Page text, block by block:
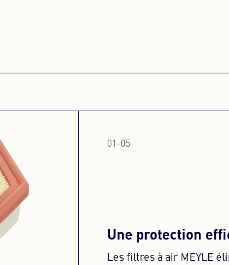
01 -05
Une protection
Les filtres à air MEYLE